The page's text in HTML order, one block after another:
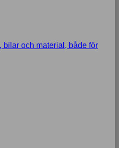
bilar och material, både för